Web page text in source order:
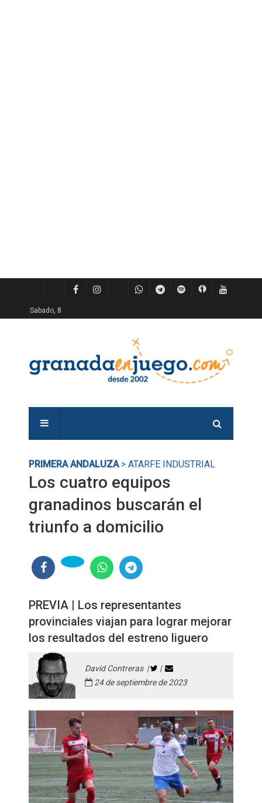
Sabado, 8
PRIMERA ANDALUZA> ATARFE INDUSTRIAL
Los cuatro equipos
granadinos buscarán el
triunfo a domicilio
PREVIA | Los representantes
provinciales viajan para lograr mejorar
los resultados del estreno liguero
David Contreras |
|
24 de septiembre de 2023